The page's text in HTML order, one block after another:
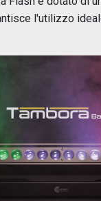
l'utilizzo